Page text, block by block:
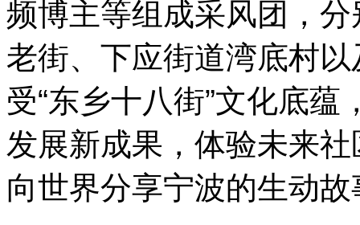
频博主等组成采风团，
老街、下应街道湾底村
受“东乡十八街”文化底蕴
发展新成果，体验未来
向世界分享宁波的生动故